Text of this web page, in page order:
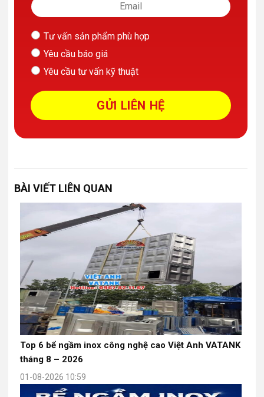
Tư vấn sản phẩm phù hợp
Yêu cầu báo giá
Yêu cầu tư vấn kỹ thuật
BÀI VIẾT LIÊN QUAN
Top 6 bể ngầm inox công nghệ cao Việt Anh VATANK
tháng 8 – 2026
01-08-2026 10:59